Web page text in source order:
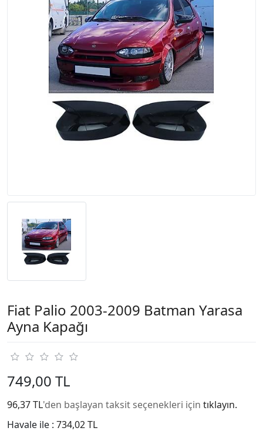
Fiat Palio 2003-2009 Batman Yarasa
Ayna Kapağı
749,00 TL
96,37 TL'den başlayan taksit seçenekleri için tıklayın.
Havale ile : 734,02 TL